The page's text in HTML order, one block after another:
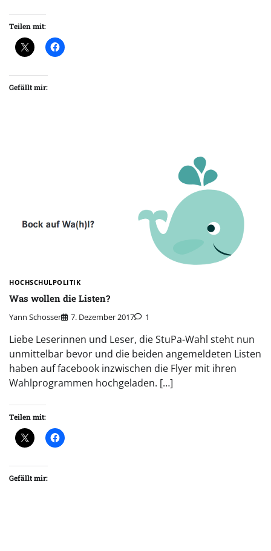
Teilen mit:
Gefällt mir:
HOCHSCHULPOLITIK
Was wollen die Listen?
Yann Schosser 7. Dezember 2017 1
Liebe Leserinnen und Leser, die StuPa-Wahl steht nun
unmittelbar bevor und die beiden angemeldeten Listen
haben auf facebook inzwischen die Flyer mit ihren
Wahlprogrammen hochgeladen. […]
Teilen mit:
Gefällt mir: